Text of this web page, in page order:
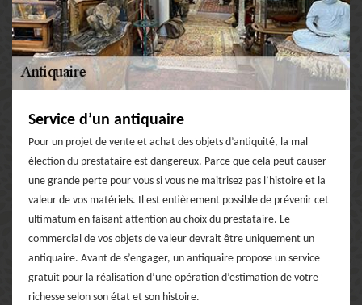
Service d’un antiquaire
Pour un projet de vente et achat des objets d’antiquité, la mal
élection du prestataire est dangereux. Parce que cela peut causer
une grande perte pour vous si vous ne maitrisez pas l’histoire et la
valeur de vos matériels. Il est entièrement possible de prévenir cet
ultimatum en faisant attention au choix du prestataire. Le
commercial de vos objets de valeur devrait être uniquement un
antiquaire. Avant de s’engager, un antiquaire propose un service
gratuit pour la réalisation d’une opération d’estimation de votre
richesse selon son état et son histoire.